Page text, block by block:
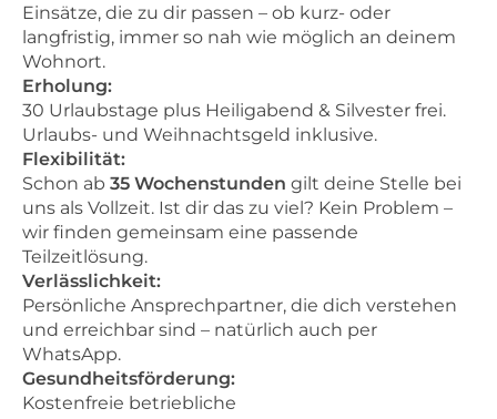
Einsätze, die zu dir passen – ob kurz- oder
langfristig, immer so nah wie möglich an deinem
Wohnort.
Erholung:
30 Urlaubstage plus Heiligabend & Silvester frei.
Urlaubs- und Weihnachtsgeld inklusive.
Flexibilität:
Schon ab 35 Wochenstunden gilt deine Stelle bei
uns als Vollzeit. Ist dir das zu viel? Kein Problem –
wir finden gemeinsam eine passende
Teilzeitlösung.
Verlässlichkeit:
Persönliche Ansprechpartner, die dich verstehen
und erreichbar sind – natürlich auch per
WhatsApp.
Gesundheitsförderung:
Kostenfreie betriebliche